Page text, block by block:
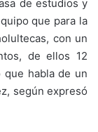
de estudios y
que para la
con un
de ellos 12
que habla de un
según expresó